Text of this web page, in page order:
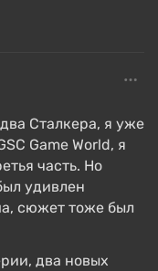
Сталкера, я уже
Game World, я
часть. Но
удивлен
сюжет тоже был
два новых